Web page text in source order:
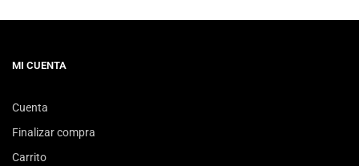
MI CUENTA
Cuenta
Finalizar compra
Carrito